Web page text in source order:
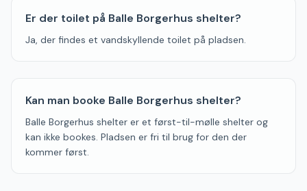
Er der toilet på Balle Borgerhus shelter?
Ja, der findes et vandskyllende toilet på pladsen.
Kan man booke Balle Borgerhus shelter?
Balle Borgerhus shelter er et først-til-mølle shelter og
kan ikke bookes. Pladsen er fri til brug for den der
kommer først.